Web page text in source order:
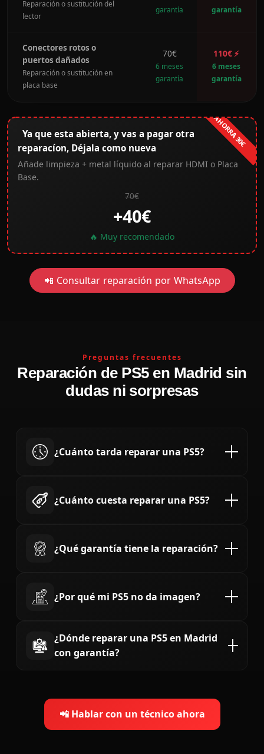
Reparación o sustitución del
lector
garantía
garantía
Conectores rotos o
puertos dañados
Reparación o sustitución en
placa base
70€
6 meses
garantía
110€ ⚡
6 meses
garantía
AHORRA 30€
Ya que esta abierta, y vas a pagar otra
reparacíon, Déjala como nueva
Añade limpieza + metal líquido al reparar HDMI o Placa
Base.
70€
+40€
🔥 Muy recomendado
📲 Consultar reparación por WhatsApp
Preguntas frecuentes
Reparación de PS5 en Madrid sin
dudas ni sorpresas
¿Cuánto tarda reparar una PS5?
como HDMI o limpieza, se realizan en
Averías de placa base pueden tardar más según
¿Cuánto cuesta reparar una PS5?
PS5 en Madrid
suele ser económica y rápida.
Ofrecemos diagnóstico gratuito antes de reparar.
¿Qué garantía tiene la reparación?
reparación realizada, cubriendo pieza y mano de
obra.
¿Por qué mi PS5 no da imagen?
debe a un problema en el puerto HDMI. Reparamos
PS5 sin imagen en Madrid
¿Dónde reparar una PS5 en Madrid
con garantía?
más de900 reseñas positivasy política desi no se
repara, no pagas.
📲 Hablar con un técnico ahora